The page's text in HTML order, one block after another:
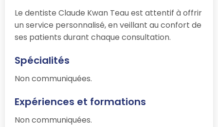
Le dentiste Claude Kwan Teau est attentif à offrir
un service personnalisé, en veillant au confort de
ses patients durant chaque consultation.
Spécialités
Non communiquées.
Expériences et formations
Non communiquées.